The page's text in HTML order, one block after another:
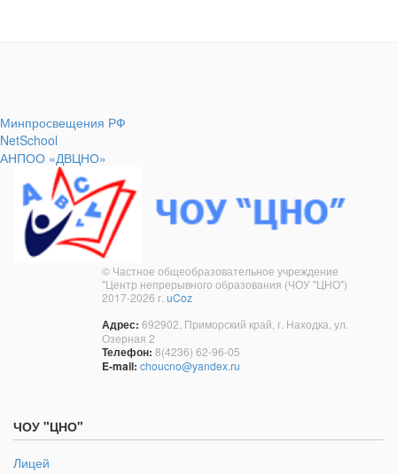
Минпросвещения РФ
NetSchool
АНПОО «ДВЦНО»
© Частное общеобразовательное учреждение
"Центр непрерывного образования (ЧОУ "ЦНО")
2017-2026 г. uCoz
Адрес: 692902, Приморский край, г. Находка, ул.
Озерная 2
Телефон: 8(4236) 62-96-05
E-mail: choucno@yandex.ru
ЧОУ "ЦНО"
Лицей